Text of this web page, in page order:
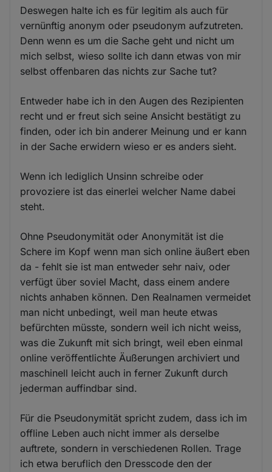
Deswegen halte ich es für legitim als auch für
vernünftig anonym oder pseudonym aufzutreten.
Denn wenn es um die Sache geht und nicht um
mich selbst, wieso sollte ich dann etwas von mir
selbst offenbaren das nichts zur Sache tut?
Entweder habe ich in den Augen des Rezipienten
recht und er freut sich seine Ansicht bestätigt zu
finden, oder ich bin anderer Meinung und er kann
in der Sache erwidern wieso er es anders sieht.
Wenn ich lediglich Unsinn schreibe oder
provoziere ist das einerlei welcher Name dabei
steht.
Ohne Pseudonymität oder Anonymität ist die
Schere im Kopf wenn man sich online äußert eben
da - fehlt sie ist man entweder sehr naiv, oder
verfügt über soviel Macht, dass einem andere
nichts anhaben können. Den Realnamen vermeidet
man nicht unbedingt, weil man heute etwas
befürchten müsste, sondern weil ich nicht weiss,
was die Zukunft mit sich bringt, weil eben einmal
online veröffentlichte Äußerungen archiviert und
maschinell leicht auch in ferner Zukunft durch
jederman auffindbar sind.
Für die Pseudonymität spricht zudem, dass ich im
offline Leben auch nicht immer als derselbe
auftrete, sondern in verschiedenen Rollen. Trage
ich etwa beruflich den Dresscode den der